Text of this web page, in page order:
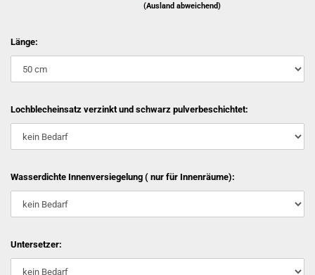
(Ausland abweichend)
Länge:
Lochblecheinsatz verzinkt und schwarz pulverbeschichtet:
Wasserdichte Innenversiegelung ( nur für Innenräume):
Untersetzer: